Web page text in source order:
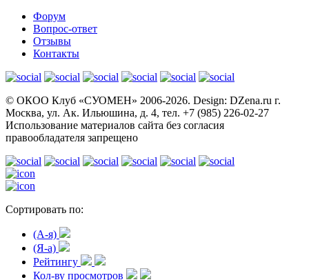
Форум
Вопрос-ответ
Отзывы
Контакты
© OКОО Клуб «СУОМЕН» 2006-2026. Design: DZena.ru г.
Москва, ул. Ак. Ильюшина, д. 4, тел. +7 (985) 226-02-27
Использование материалов сайта без согласия
правообладателя запрещено
Сортировать по:
(A-я)
(Я-а)
Рейтингу
Кол-ву просмотров